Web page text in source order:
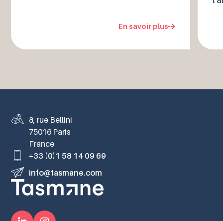
En savoir plus
8, rue Bellini
75016 Paris
France
+33 (0)1 58 14 09 69
info@tasmane.com